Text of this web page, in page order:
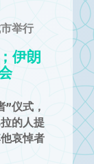
举行
伊朗
仪式，
的人提
哀悼者